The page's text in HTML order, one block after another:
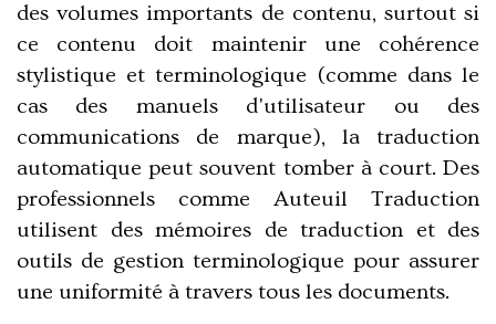
des volumes importants de contenu, surtout si
ce contenu doit maintenir une cohérence
stylistique et terminologique (comme dans le
cas des manuels d'utilisateur ou des
communications de marque), la traduction
automatique peut souvent tomber à court. Des
professionnels comme Auteuil Traduction
utilisent des mémoires de traduction et des
outils de gestion terminologique pour assurer
une uniformité à travers tous les documents.